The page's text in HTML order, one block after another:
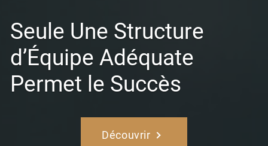
Seule Une Structure
d’Équipe Adéquate
Permet le Succès
Découvrir